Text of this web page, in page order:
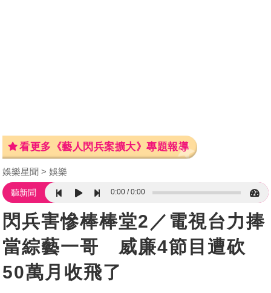
看更多《藝人閃兵案擴大》專題報導
娛樂星聞 娛樂
聽新聞 0:00 0:00
閃兵害慘棒棒堂2／電視台力捧
當綜藝一哥 威廉4節目遭砍
50萬月收飛了